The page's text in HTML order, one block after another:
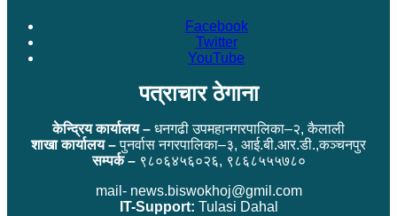
Facebook
Twitter
YouTube
पत्राचार ठेगाना
केन्द्रिय कार्यालय – धनगढी उपमहानगरपालिका–२, कैलाली
शाखा कार्यालय –पुनर्वास नगरपालिका–३, आई.बी.आर.डी.,कञ्चनपुर
सम्पर्क –९८०६४५६०२६, ९८६८५५५७८०
mail- news.biswokhoj@gmil.com
IT-Support: Tulasi Dahal